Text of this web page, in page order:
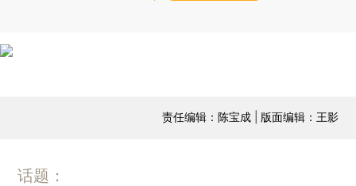
责任编辑：陈宝成 | 版面编辑：王影
话题：